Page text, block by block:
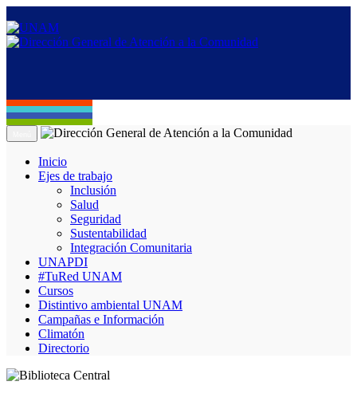
Inicio
Ejes de trabajo
Inclusión
Salud
Seguridad
Sustentabilidad
Integración Comunitaria
UNAPDI
#TuRed UNAM
Cursos
Distintivo ambiental UNAM
Campañas e Información
Climatón
Directorio